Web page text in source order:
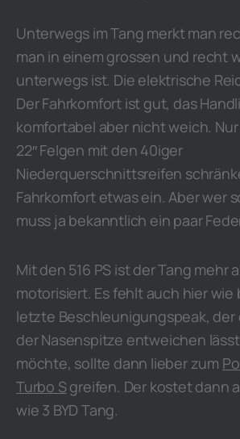
Unterwegs im Tang merkt man
man in einem grossen und recht
unterwegs ist. Die elektrische
Der Fahrkomfort ist gut, das
komfortabel aber nicht weich.
22″ Felgen mit den 40iger
Niederquerschnittsreifen
Fahrkomfort etwas ein. Aber wer
muss ja bekanntlich ein paar
Mit den 516 PS ist der Tang mehr
motorisiert. Es fehlt auch hier wie
letzte Beschleunigungspeak, der
der Nasenspitze entweichen
möchte, sollte dann lieber zum
Turbo Sgreifen. Der kostet dann
wie 3 BYD Tang.